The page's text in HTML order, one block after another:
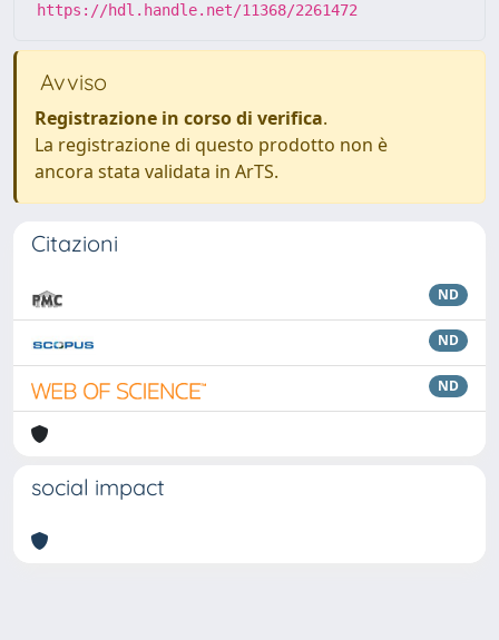
https://hdl.handle.net/11368/2261472
Avviso
Registrazione in corso di verifica.
La registrazione di questo prodotto non è
ancora stata validata in ArTS.
Citazioni
ND
ND
ND
social impact